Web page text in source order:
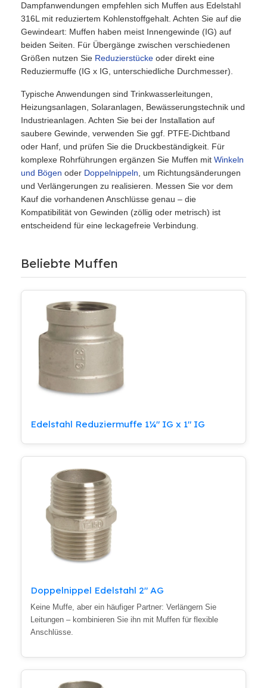
Dampfanwendungen empfehlen sich Muffen aus Edelstahl
316L mit reduziertem Kohlenstoffgehalt. Achten Sie auf die
Gewindeart: Muffen haben meist Innengewinde (IG) auf
beiden Seiten. Für Übergänge zwischen verschiedenen
Größen nutzen Sie Reduzierstücke oder direkt eine
Reduziermuffe (IG x IG, unterschiedliche Durchmesser).
Typische Anwendungen sind Trinkwasserleitungen,
Heizungsanlagen, Solaranlagen, Bewässerungstechnik und
Industrieanlagen. Achten Sie bei der Installation auf
saubere Gewinde, verwenden Sie ggf. PTFE-Dichtband
oder Hanf, und prüfen Sie die Druckbeständigkeit. Für
komplexe Rohrführungen ergänzen Sie Muffen mit Winkeln
und Bögen oder Doppelnippeln , um Richtungsänderungen
und Verlängerungen zu realisieren. Messen Sie vor dem
Kauf die vorhandenen Anschlüsse genau – die
Kompatibilität von Gewinden (zöllig oder metrisch) ist
entscheidend für eine leckagefreie Verbindung.
Beliebte Muffen
Edelstahl Reduziermuffe 1¼" IG x 1" IG
Doppelnippel Edelstahl 2" AG
Keine Muffe, aber ein häufiger Partner: Verlängern Sie
Leitungen – kombinieren Sie ihn mit Muffen für flexible
Anschlüsse.